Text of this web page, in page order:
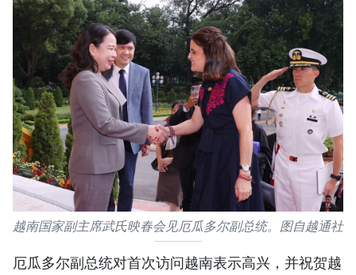
越南国家副主席武氏映春会见厄瓜多尔副总统。图自越通社
厄瓜多尔副总统对首次访问越南表示高兴，并祝贺越